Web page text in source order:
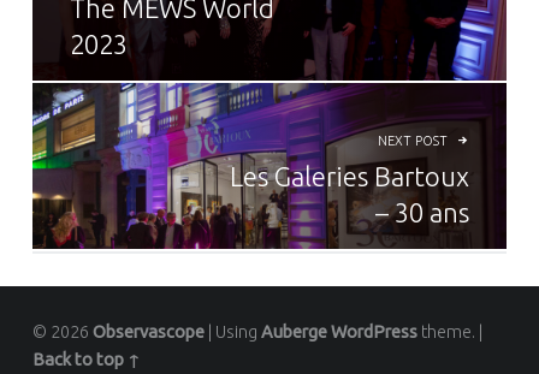
The MEWS World
2023
NEXT POST
Les Galeries Bartoux
– 30 ans
© 2026 Observascope Using AubergeWordPresstheme.
Back to top ↑